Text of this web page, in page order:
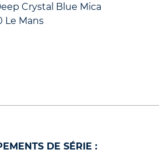
Crystal Blue Mica
Le Mans
DE SÉRIE :